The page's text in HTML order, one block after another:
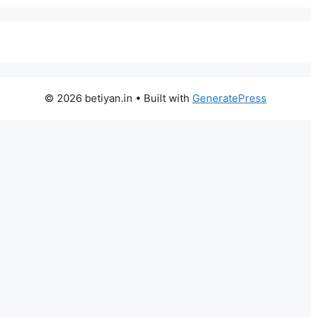
© 2026 betiyan.in • Built with GeneratePress